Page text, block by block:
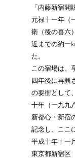
「内藤新宿開
元禄十一年（
衛（後の喜六
近までの約一
た。
この宿場は、
四年後に再興
の要衝として
十年（一九九
新都心・新宿
記念し、ここ
平成十年十一
東京都新宿区